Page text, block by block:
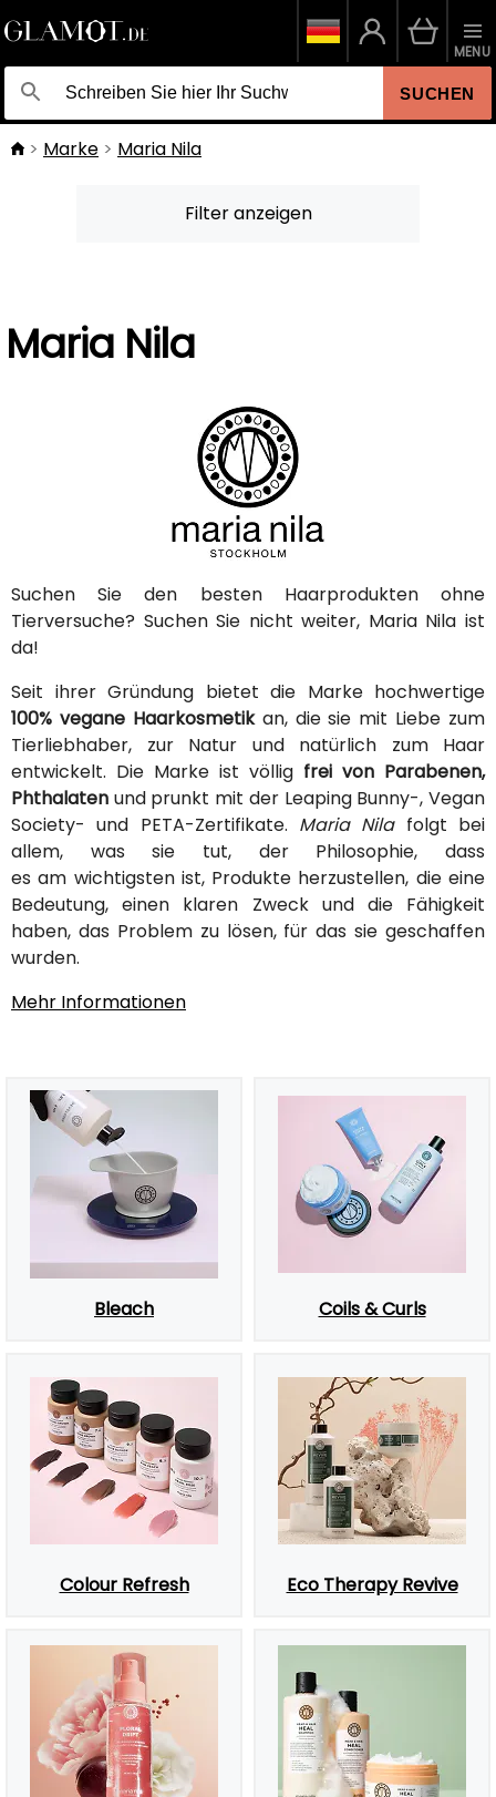
SUCHEN
MENU
Marke Maria Nila
Filter anzeigen
Maria Nila
Suchen Sie den besten Haarprodukten ohne
Tierversuche? Suchen Sie nicht weiter, Maria Nila ist
da!
Seit ihrer Gründung bietet die Marke hochwertige
100% vegane Haarkosmetikan, die sie mit Liebe zum
Tierliebhaber, zur Natur und natürlich zum Haar
entwickelt. Die Marke ist völlig frei von Parabenen,
Phthalaten und prunkt mit der Leaping Bunny-, Vegan
Society- und PETA-Zertifikate. Maria Nilafolgt bei
allem, was sie tut, der Philosophie, dass
es am wichtigsten ist, Produkte herzustellen, die eine
Bedeutung, einen klaren Zweck und die Fähigkeit
haben, das Problem zu lösen, für das sie geschaffen
wurden.
Mehr Informationen
Bleach Coils & Curls
Colour Refresh Eco Therapy Revive